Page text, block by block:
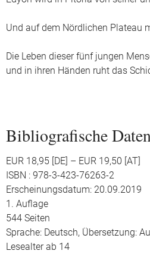
Und auf dem Nördlichen Plateau
Die Leben dieser fünf jungen
und in ihren Händen ruht das
Bibliografische
EUR 18,95 [DE] – EUR 19,50 [AT]
ISBN : 978-3-423-76263-2
Erscheinungsdatum: 20.09.2019
1. Auflage
544 Seiten
Sprache: Deutsch, Übersetzung:
Lesealter ab 14